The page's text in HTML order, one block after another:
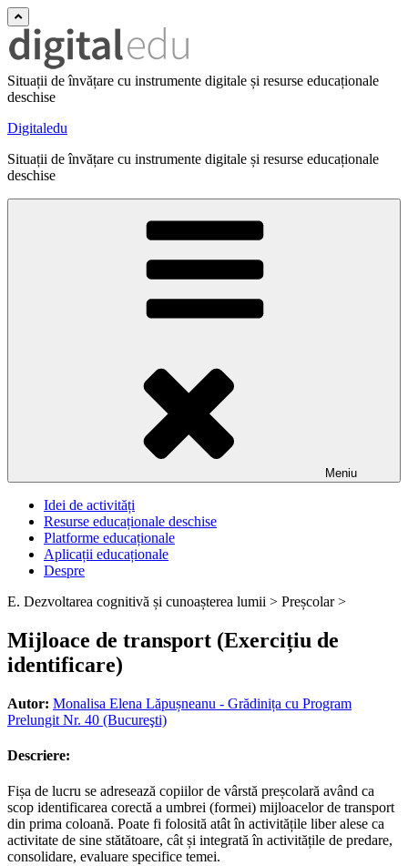
Situații de învățare cu instrumente digitale și resurse educaționale
deschise
Digitaledu
Situații de învățare cu instrumente digitale și resurse educaționale
deschise
Meniu
Idei de activități
Resurse educaționale deschise
Platforme educaționale
Aplicații educaționale
Despre
E. Dezvoltarea cognitivă și cunoașterea lumii > Preșcolar >
Mijloace de transport (Exercițiu de
identificare)
Autor: Monalisa Elena Lăpușneanu - Grădinița cu Program
Prelungit Nr. 40 (Bucureşti)
Descriere:
Fișa de lucru se adresează copiilor de vârstă preșcolară având ca
scop identificarea corectă a umbrei (formei) mijloacelor de transport
din prima coloană. Poate fi folosită atât în activitățile liber alese ca
activitate de sine stătătoare, cât și integrată în activitățile de predare,
consolidare, evaluare specifice temei.